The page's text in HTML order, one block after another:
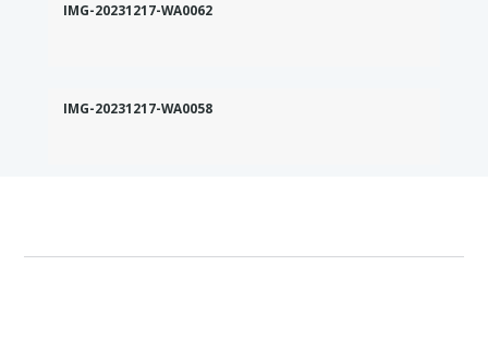
IMG-20231217-WA0062
IMG-20231217-WA0058